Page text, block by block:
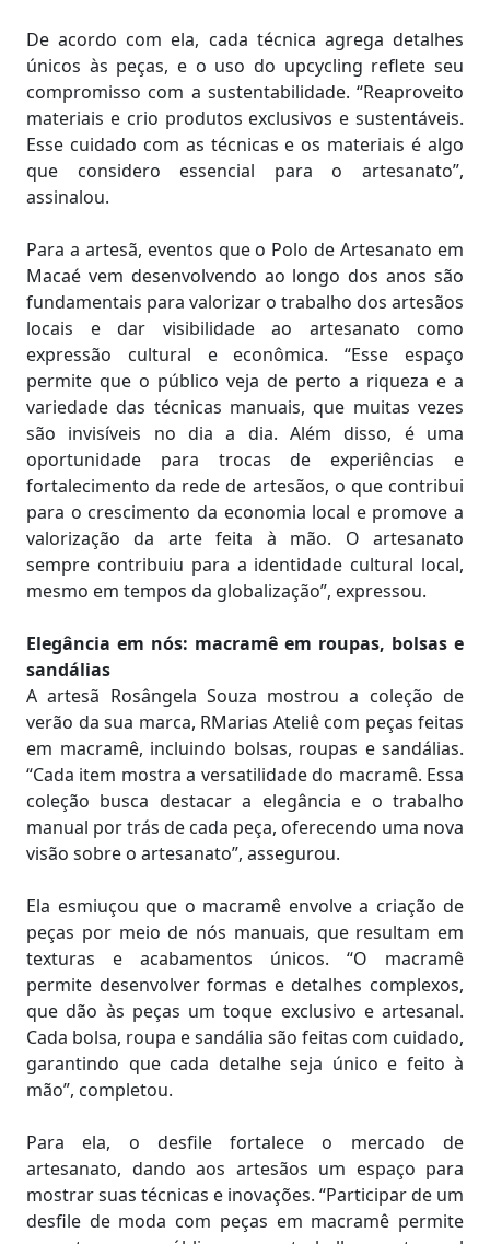
De acordo com ela, cada técnica agrega detalhes
únicos às peças, e o uso do upcycling reflete seu
compromisso com a sustentabilidade. “Reaproveito
materiais e crio produtos exclusivos e sustentáveis.
Esse cuidado com as técnicas e os materiais é algo
que considero essencial para o artesanato”,
assinalou.
Para a artesã, eventos que o Polo de Artesanato em
Macaé vem desenvolvendo ao longo dos anos são
fundamentais para valorizar o trabalho dos artesãos
locais e dar visibilidade ao artesanato como
expressão cultural e econômica. “Esse espaço
permite que o público veja de perto a riqueza e a
variedade das técnicas manuais, que muitas vezes
são invisíveis no dia a dia. Além disso, é uma
oportunidade para trocas de experiências e
fortalecimento da rede de artesãos, o que contribui
para o crescimento da economia local e promove a
valorização da arte feita à mão. O artesanato
sempre contribuiu para a identidade cultural local,
mesmo em tempos da globalização”, expressou.
Elegância em nós: macramê em roupas, bolsas e
sandálias
A artesã Rosângela Souza mostrou a coleção de
verão da sua marca, RMarias Ateliê com peças feitas
em macramê, incluindo bolsas, roupas e sandálias.
“Cada item mostra a versatilidade do macramê. Essa
coleção busca destacar a elegância e o trabalho
manual por trás de cada peça, oferecendo uma nova
visão sobre o artesanato”, assegurou.
Ela esmiuçou que o macramê envolve a criação de
peças por meio de nós manuais, que resultam em
texturas e acabamentos únicos. “O macramê
permite desenvolver formas e detalhes complexos,
que dão às peças um toque exclusivo e artesanal.
Cada bolsa, roupa e sandália são feitas com cuidado,
garantindo que cada detalhe seja único e feito à
mão”, completou.
Para ela, o desfile fortalece o mercado de
artesanato, dando aos artesãos um espaço para
mostrar suas técnicas e inovações. “Participar de um
desfile de moda com peças em macramê permite